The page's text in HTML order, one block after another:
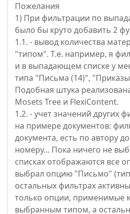
Пожелания
1) При фильтрации по
было бы круто добавить 2
1.1. - вывод количества
"типом". Т.е. например, я
и в выпадающем списке у
типа "Письма (14)", "Приказы
Подобная штука
Mosets Tree и FlexiContent.
1.2. - учет значений других
на примере документов:
документа, есть по автору
номеру... Пока ничего не
списках отображаются все
выбрал опцию "Письмо" (тип
остальных фильтрах
только опции, применимые
выбранным типом, а